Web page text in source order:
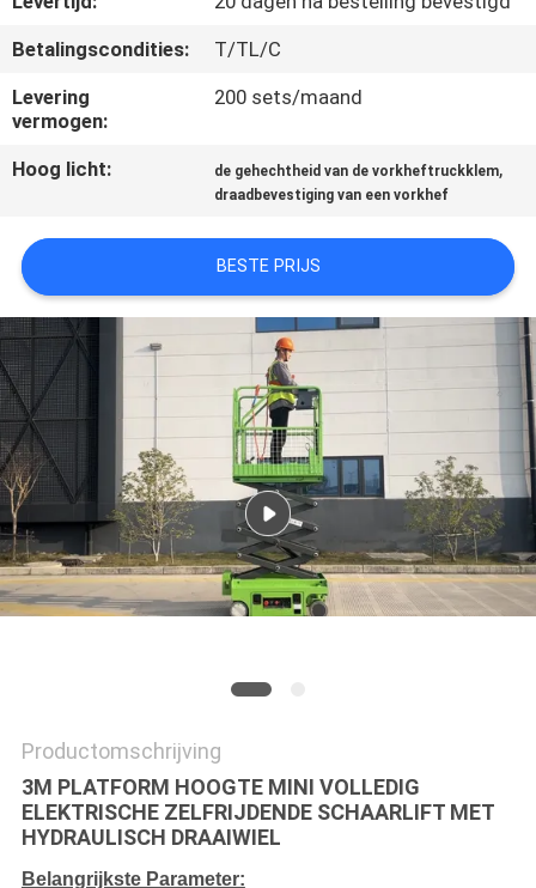
NIEUWS
VRAAG
EEN
SITEMAP
PRIVACYBELEID
Betalingscondities:
T/TL/C
Levering
vermogen:
200 sets/maand
Hoog licht: de gehechtheid van de vorkheftruckklem,
draadbevestiging van een vorkhef
BESTE PRIJS
Productomschrijving
3M PLATFORM HOOGTE MINI VOLLEDIG
ELEKTRISCHE ZELFRIJDENDE SCHAARLIFT MET
HYDRAULISCH DRAAIWIEL
Belangrijkste Parameter: